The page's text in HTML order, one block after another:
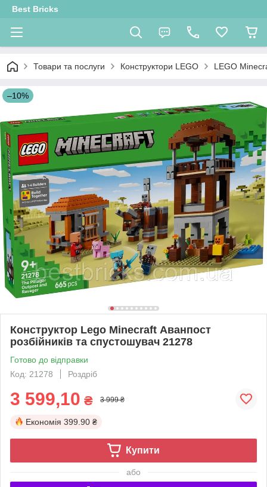
Best Bricks
Товари та послуги Конструктори LEGO LEGO
–10%
Конструктор Lego Minecraft Аванпост
розбійників та спустошувач 21278
Готово до відправки
Код: 21278
Роздріб
3 599,10 ₴ 3 999 ₴
Економія 399.90 ₴
Купити
або